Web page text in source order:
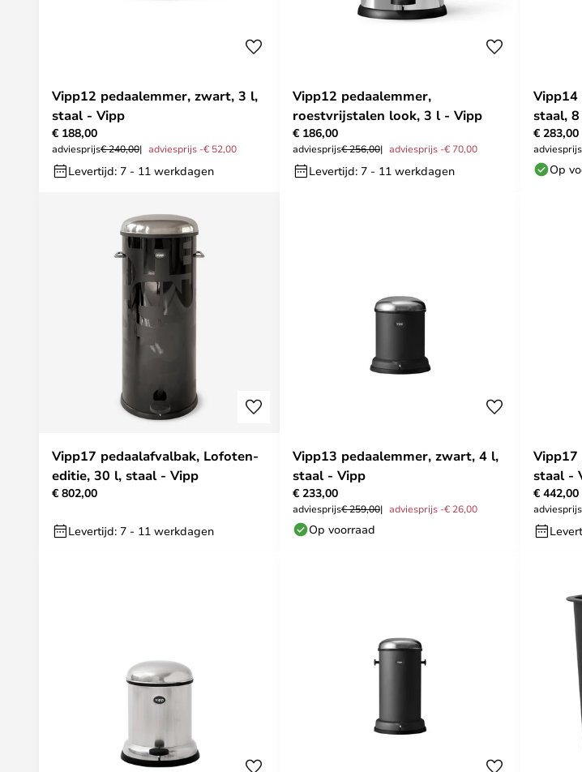
Vipp12 pedaalemmer, zwart, 3 l,
staal - Vipp
€ 188,00
adviesprijs€ 240,00 adviesprijs -€ 52,00
Levertijd: 7 - 11 werkdagen
Vipp12 pedaalemmer,
roestvrijstalen look, 3 l - Vipp
€ 186,00
adviesprijs€ 256,00 adviesprijs -€ 70,00
Levertijd: 7 - 11 werkdagen
staal,
€ 283,00
adviesprijs
Op
Vipp17 pedaalafvalbak, Lofoten-
editie, 30 l, staal - Vipp
€ 802,00
Levertijd: 7 - 11 werkdagen
Vipp13 pedaalemmer, zwart, 4 l,
staal - Vipp
€ 233,00
adviesprijs€ 259,00 adviesprijs -€ 26,00
Op voorraad
staal -
€ 442,00
adviesprijs